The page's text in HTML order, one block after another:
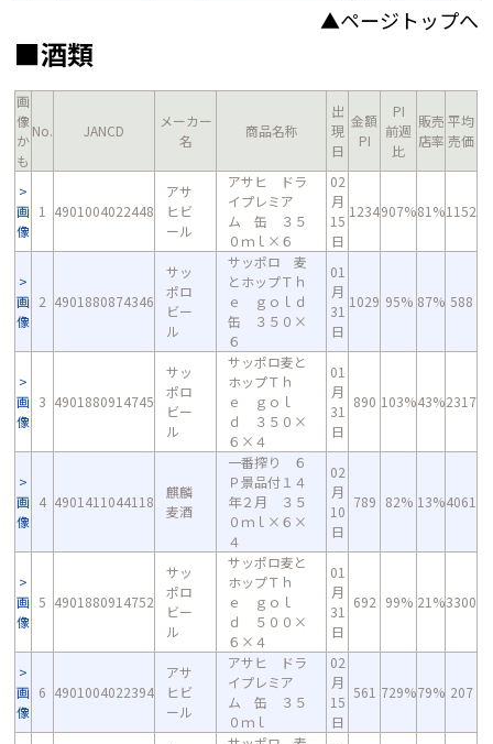
▲ページトップへ
■酒類
画
像
か
も
No. JANCD
メーカー
名
商品名称
出
現
日
金額
PI
PI
前週
比
販売
店率
平均
売価
画
像
1 4901004022448
アサ
ヒビ
ール
アサヒ ドラ
イプレミア
ム 缶 ３５
０ｍｌ×６
02
月
15
日
1234907%81%1152
画
像
2 4901880874346
サッ
ポロ
ビー
ル
サッポロ 麦
とホップＴｈ
ｅ ｇｏｌｄ
缶 ３５０×
６
01
月
31
日
1029 95% 87% 588
画
像
3 4901880914745
サッ
ポロ
ビー
ル
サッポロ麦と
ホップＴｈ
ｅ ｇｏｌ
ｄ ３５０×
６×４
01
月
31
日
890 103%43%2317
画
像
4 4901411044118
麒麟
麦酒
一番搾り ６
Ｐ景品付１４
年２月 ３５
０ｍｌ×６×
４
02
月
10
日
789 82% 13%4061
画
像
5 4901880914752
サッ
ポロ
ビー
ル
サッポロ麦と
ホップＴｈ
ｅ ｇｏｌ
ｄ ５００×
６×４
01
月
31
日
692 99% 21%3300
画
像
6 4901004022394
アサ
ヒビ
ール
アサヒ ドラ
イプレミア
ム 缶 ３５
０ｍｌ
02
月
15
日
561 729%79% 207